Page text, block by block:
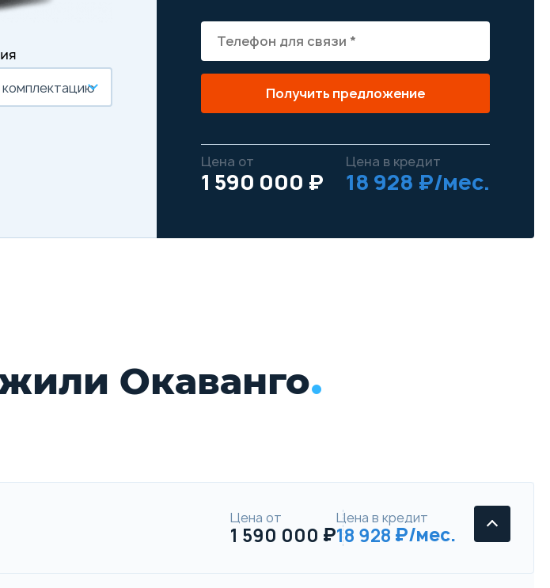
Получить предложение
Цена от
1 590 000 ₽
Цена в кредит
18 928 ₽/мес.
Окаванго
Цена от
1 590 000
Цена в кредит
18 928